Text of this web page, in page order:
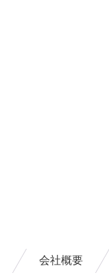
会社概要